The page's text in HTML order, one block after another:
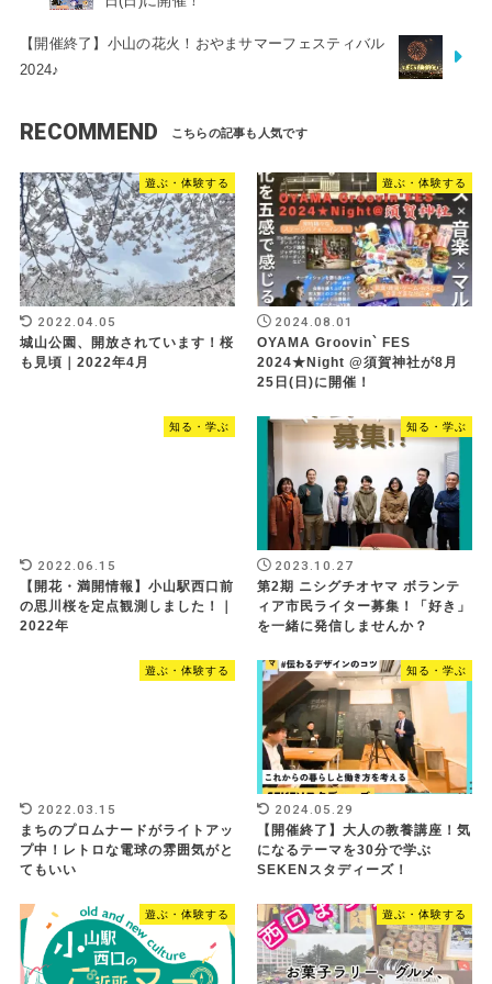
【開催終了】小山の花火！おやまサマーフェスティバル
2024♪
RECOMMEND
遊ぶ・体験する
2022.04.05
城山公園、開放されています！桜
も見頃｜2022年4月
遊ぶ・体験する
2024.08.01
OYAMA Groovin` FES
2024★Night @須賀神社が8月
25日(日)に開催！
知る・学ぶ
2022.06.15
【開花・満開情報】小山駅西口前
の思川桜を定点観測しました！｜
2022年
知る・学ぶ
2023.10.27
第2期 ニシグチオヤマ ボランテ
ィア市民ライター募集！「好き」
を一緒に発信しませんか？
遊ぶ・体験する
2022.03.15
まちのプロムナードがライトアッ
プ中！レトロな電球の雰囲気がと
てもいい
知る・学ぶ
2024.05.29
【開催終了】大人の教養講座！気
になるテーマを30分で学ぶ
SEKENスタディーズ！
遊ぶ・体験する 遊ぶ・体験する